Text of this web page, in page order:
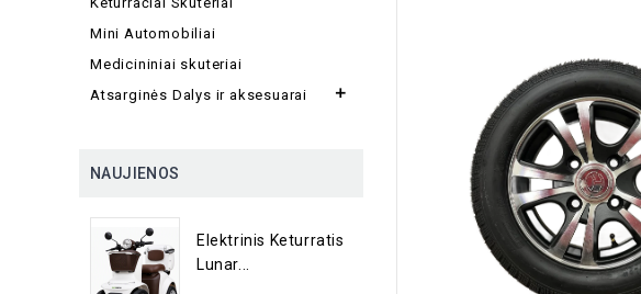
Mini Automobiliai
Medicininiai skuteriai
Atsarginės Dalys ir aksesuarai

NAUJIENOS
Elektrinis Keturratis
Lunar...